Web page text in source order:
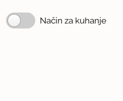
Način za kuhanje